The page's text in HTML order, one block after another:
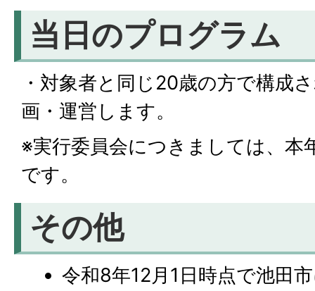
当日のプログラム
・対象者と同じ20歳の方で構成
画・運営します。
※実行委員会につきましては、本
です。
その他
令和8年12月1日時点で池田